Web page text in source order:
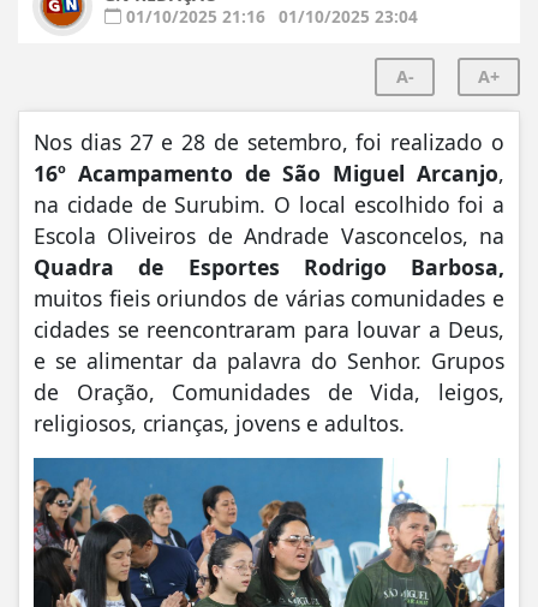
01/10/2025 21:16 01/10/2025 23:04
A- A+
Nos dias 27 e 28 de setembro, foi realizado o
16º Acampamento de São Miguel Arcanjo,
na cidade de Surubim. O local escolhido foi a
Escola Oliveiros de Andrade Vasconcelos, na
Quadra de Esportes Rodrigo Barbosa,
muitos fieis oriundos de várias comunidades e
cidades se reencontraram para louvar a Deus,
e se alimentar da palavra do Senhor. Grupos
de Oração, Comunidades de Vida, leigos,
religiosos, crianças, jovens e adultos.